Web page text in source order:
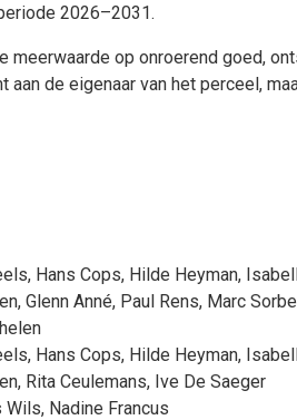
2026–2031.
op onroerend goed,
de eigenaar van het perceel,
, Hans Cops, Hilde Heyman,
, Glenn Anné, Paul Rens, Marc
, Hans Cops, Hilde Heyman,
, Rita Ceulemans, Ive De Saeger
Wils, Nadine Francus